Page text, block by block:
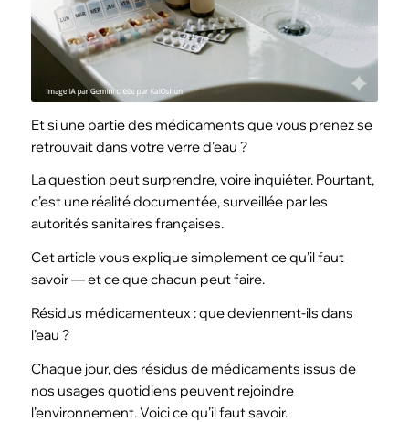
Et si une partie des médicaments que vous prenez se
retrouvait dans votre verre d’eau ?
La question peut surprendre, voire inquiéter. Pourtant,
c’est une réalité documentée, surveillée par les
autorités sanitaires françaises.
Cet article vous explique simplement ce qu’il faut
savoir — et ce que chacun peut faire.
Résidus médicamenteux : que deviennent-ils dans
l’eau ?
Chaque jour, des résidus de médicaments issus de
nos usages quotidiens peuvent rejoindre
l’environnement. Voici ce qu’il faut savoir.